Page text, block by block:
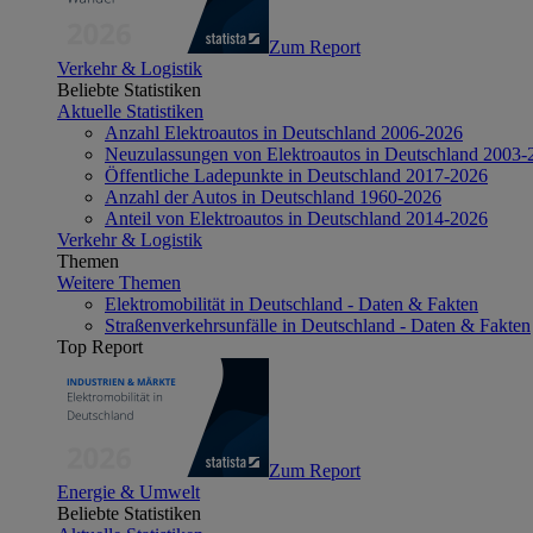
Zum Report
Verkehr & Logistik
Beliebte Statistiken
Aktuelle Statistiken
Anzahl Elektroautos in Deutschland 2006-2026
Neuzulassungen von Elektroautos in Deutschland 2003-
Öffentliche Ladepunkte in Deutschland 2017-2026
Anzahl der Autos in Deutschland 1960-2026
Anteil von Elektroautos in Deutschland 2014-2026
Verkehr & Logistik
Themen
Weitere Themen
Elektromobilität in Deutschland - Daten & Fakten
Straßenverkehrsunfälle in Deutschland - Daten & Fakten
Top Report
Zum Report
Energie & Umwelt
Beliebte Statistiken